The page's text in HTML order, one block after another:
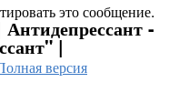
это сообщение.
-
|
версия